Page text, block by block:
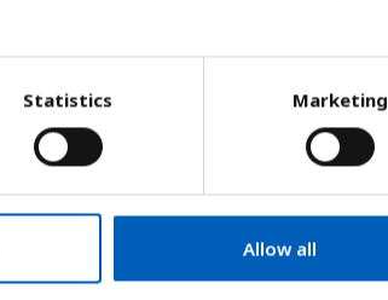
Statistics Marketing
Allow all